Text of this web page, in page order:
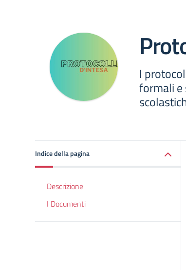
I
formali e
Indice della pagina
Descrizione
I Documenti